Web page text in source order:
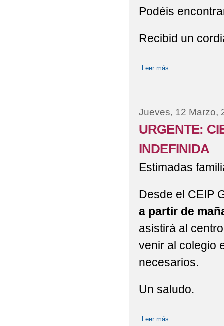
Podéis
Recibid un
Leer más
Jueves, 12 Marzo,
URGENTE:
INDEFINIDA
Estimadas
Desde el CEIP
a partir de
asistirá al
venir al colegio
necesarios.
Un saludo.
Leer más